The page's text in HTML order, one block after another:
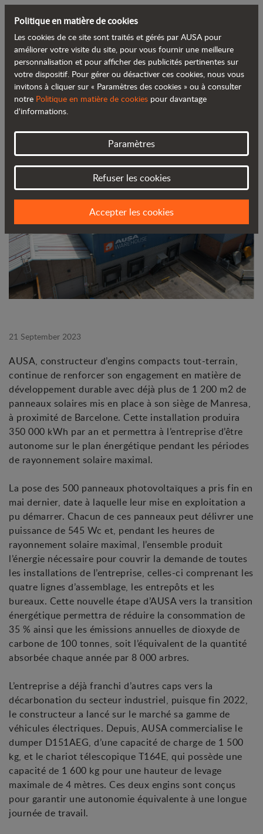
Retour au blog
AUSA installe plus de 1 200 m2 de
panneaux solaires à son siège social
21 September 2023
AUSA, constructeur d’engins compacts tout-terrain,
continue de renforcer son engagement en matière de
développement durable avec déjà plus de 1 200 m2 de
panneaux solaires mis en place à son siège de Manresa,
à proximité de Barcelone. Cette installation produira
350 000 kWh par an et permettra à l’entreprise d’être
autonome sur le plan énergétique pendant les périodes
de rayonnement solaire maximal.
La pose des 500 panneaux photovoltaïques a pris fin en
mai dernier, date à laquelle leur mise en exploitation a
pu démarrer. Chacun de ces panneaux peut délivrer une
puissance de 545 Wc et, pendant les heures de
rayonnement solaire maximal, l’ensemble produit
l’énergie nécessaire pour couvrir la demande de toutes
les installations de l’entreprise, celles-ci comprenant les
quatre lignes d’assemblage, les entrepôts et les
bureaux. Cette nouvelle étape d’AUSA vers la transition
énergétique permettra de réduire la consommation de
35 % ainsi que les émissions annuelles de dioxyde de
carbone de 100 tonnes, soit l’équivalent de la quantité
absorbée chaque année par 8 000 arbres.
L’entreprise a déjà franchi d’autres caps vers la
décarbonation du secteur industriel, puisque fin 2022,
le constructeur a lancé sur le marché sa gamme de
véhicules électriques. Depuis, AUSA commercialise le
dumper D151AEG, d’une capacité de charge de 1 500
kg, et le chariot télescopique T164E, qui possède une
capacité de 1 600 kg pour une hauteur de levage
maximale de 4 mètres. Ces deux engins sont conçus
pour garantir une autonomie équivalente à une longue
journée de travail.
Politique en matière de cookies
Les cookies de ce site sont traités et gérés par AUSA pour
améliorer votre visite du site, pour vous fournir une meilleure
personnalisation et pour afficher des publicités pertinentes sur
votre dispositif. Pour gérer ou désactiver ces cookies, nous vous
invitons à cliquer sur « Paramètres des cookies » ou à consulter
notre Politique en matière de cookies pour davantage
d'informations.
Paramètres
Refuser les cookies
Accepter les cookies